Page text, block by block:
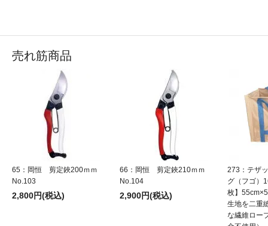
売れ筋商品
65：岡恒 剪定鋏200ｍｍ
No.103
2,800円(税込)
66：岡恒 剪定鋏210ｍｍ
No.104
2,900円(税込)
273：テザ
グ（フゴ）
枚】
生地を二重
な繊維ロー